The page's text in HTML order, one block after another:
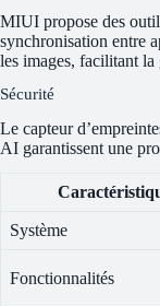
MIUI propose des
synchronisation entre
les images, facilitant la
Sécurité
Le capteur
AI garantissent une
Système
Fonctionnalités